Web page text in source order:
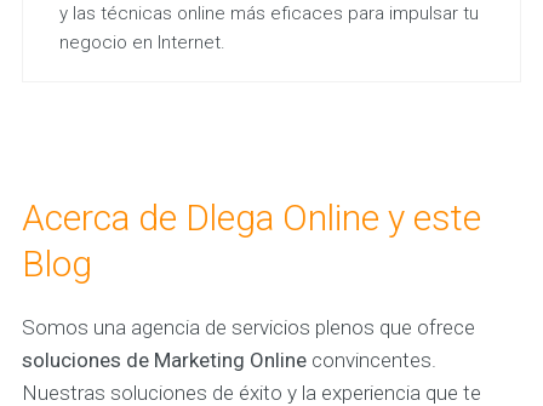
y las técnicas online más eficaces para impulsar tu
negocio en Internet.
Acerca de Dlega Online y este
Blog
Somos una agencia de servicios plenos que ofrece
soluciones de Marketing Onlineconvincentes.
Nuestras soluciones de éxito y la experiencia que te